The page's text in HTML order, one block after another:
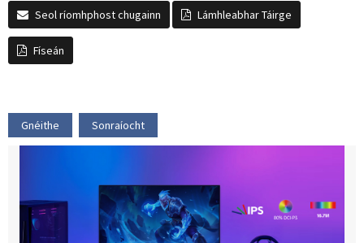
Seol ríomhphost chugainn Lámhleabhar Táirge
Físeán
Gnéithe Sonraíocht